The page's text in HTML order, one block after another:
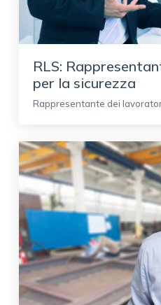
RLS:
per la sicurezza
Rappresentante dei